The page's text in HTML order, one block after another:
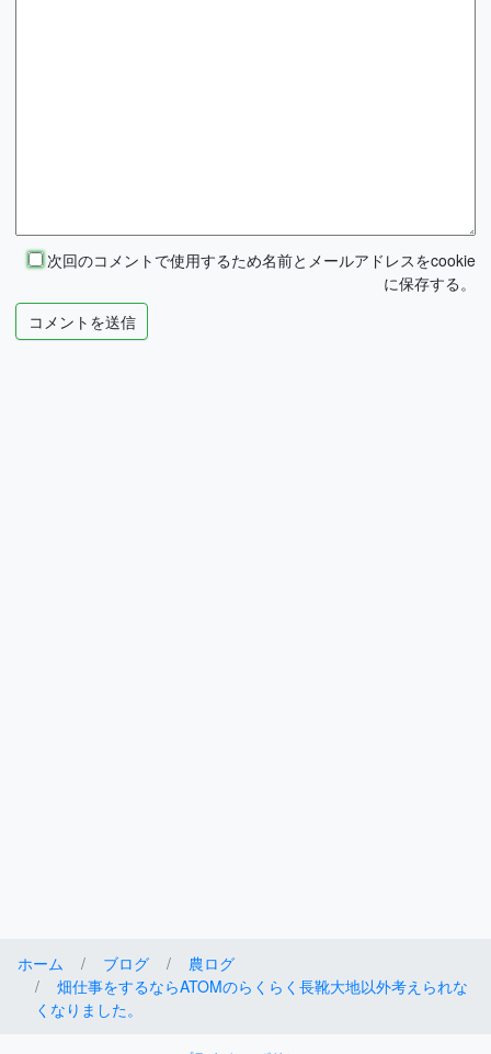
次回のコメントで使用するため名前とメールアドレスをcookie
に保存する。
ホーム ブログ
農ログ
畑仕事をするならATOMのらくらく長靴大地以外考えられな
くなりました。